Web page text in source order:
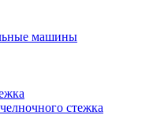
машины
стежка